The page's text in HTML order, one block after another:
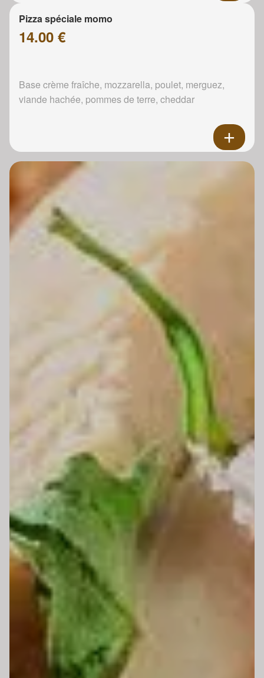
Pizza spéciale momo
14.00 €
Base crème fraîche, mozzarella, poulet, merguez,
viande hachée, pommes de terre, cheddar